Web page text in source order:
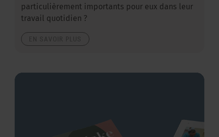
particulièrement importants pour eux dans leur
travail quotidien ?